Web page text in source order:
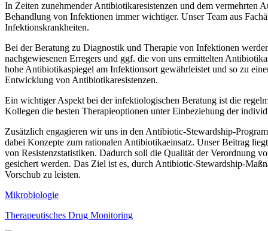
In Zeiten zunehmender Antibiotikaresistenzen und dem vermehrten
Behandlung von Infektionen immer wichtiger. Unser Team aus
Infektionskrankheiten.
Bei der Beratung zu Diagnostik und Therapie von Infektionen
nachgewiesenen Erregers und ggf. die von uns ermittelten
hohe Antibiotikaspiegel am Infektionsort gewährleistet und so zu
Entwicklung von Antibiotikaresistenzen.
Ein wichtiger Aspekt bei der infektiologischen Beratung ist die
Kollegen die besten Therapieoptionen unter Einbeziehung der
Zusätzlich engagieren wir uns in den Antibiotic-Stewardship-
dabei Konzepte zum rationalen Antibiotikaeinsatz. Unser Beitrag
von Resistenzstatistiken. Dadurch soll die Qualität der Verordnung
gesichert werden. Das Ziel ist es, durch Antibiotic-Stewardship-
Vorschub zu leisten.
Mikrobiologie
Therapeutisches Drug Monitoring